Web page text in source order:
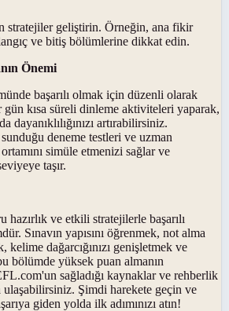
stratejiler geliştirin. Örneğin, ana fikir
ve bitiş bölümlerine dikkat edin.
Önemi
başarılı olmak için düzenli olarak
gün kısa süreli dinleme aktiviteleri yaparak,
dayanıklılığınızı artırabilirsiniz.
deneme testleri ve uzman
simüle etmenizi sağlar ve
taşır.
ve etkili stratejilerle başarılı
Sınavın yapısını öğrenmek, not alma
dağarcığınızı genişletmek ve
bölümde yüksek puan almanın
sağladığı kaynaklar ve rehberlik
Şimdi harekete geçin ve
giden yolda ilk adımınızı atın!